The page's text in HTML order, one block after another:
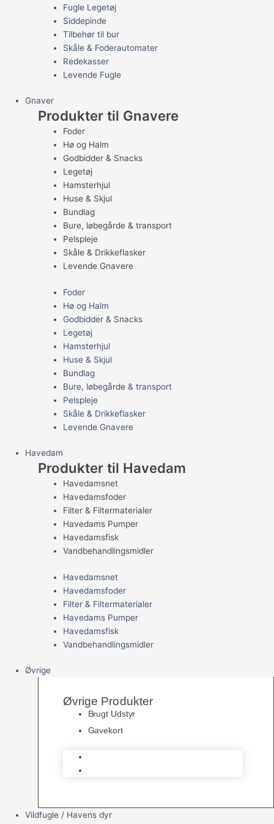
Fugle Legetøj
Siddepinde
Tilbehør til bur
Skåle & Foderautomater
Redekasser
Levende Fugle
Gnaver
Produkter til Gnavere
Foder
Hø og Halm
Godbidder & Snacks
Legetøj
Hamsterhjul
Huse & Skjul
Bundlag
Bure, løbegårde & transport
Pelspleje
Skåle & Drikkeflasker
Levende Gnavere
Foder
Hø og Halm
Godbidder & Snacks
Legetøj
Hamsterhjul
Huse & Skjul
Bundlag
Bure, løbegårde & transport
Pelspleje
Skåle & Drikkeflasker
Levende Gnavere
Havedam
Produkter til Havedam
Havedamsnet
Havedamsfoder
Filter & Filtermaterialer
Havedams Pumper
Havedamsfisk
Vandbehandlingsmidler
Havedamsnet
Havedamsfoder
Filter & Filtermaterialer
Havedams Pumper
Havedamsfisk
Vandbehandlingsmidler
Øvrige
Øvrige Produkter
Brugt Udstyr
Gavekort
Vildfugle / Havens dyr